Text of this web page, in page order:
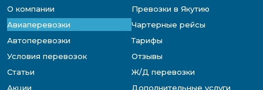
О компании
Превозки в Якутию
Авиаперевозки
Чартерные рейсы
Автоперевозки
Тарифы
Условия перевозок
Отзывы
Статьи
Ж/Д перевозки
Акции
Дополнительные услуги